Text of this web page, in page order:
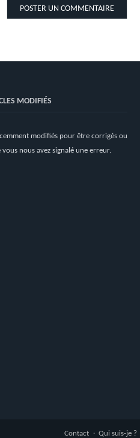
MODIFIÉS
modifiés pour être corrigés ou
nous avez signalé une erreur.
Contact Qui suis-je ?